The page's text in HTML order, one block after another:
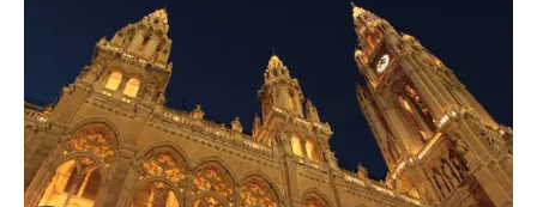
Italiano
German
English
Spanish
rassegna stampa